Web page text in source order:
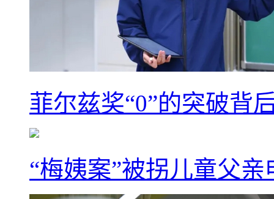
菲尔兹奖“0”的突破背
“梅姨案”被拐儿童父